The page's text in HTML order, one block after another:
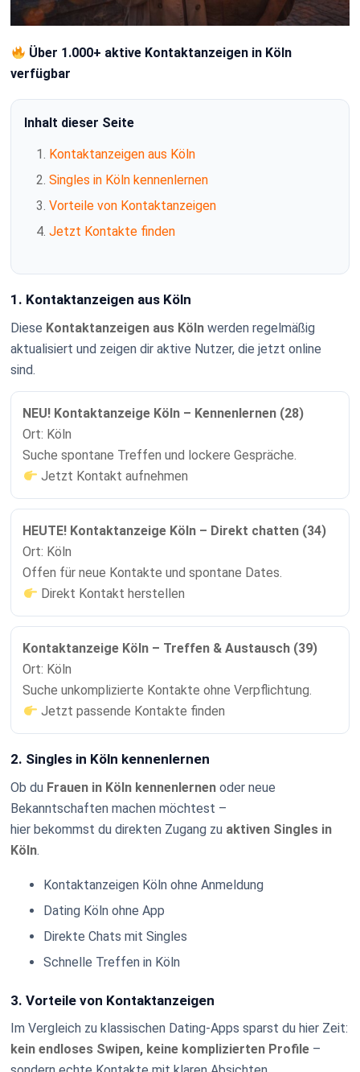
Über 1.000+ aktive Kontaktanzeigen in Köln
verfügbar
Inhalt dieser Seite
Kontaktanzeigen aus Köln
Singles in Köln kennenlernen
Vorteile von Kontaktanzeigen
Jetzt Kontakte finden
1. Kontaktanzeigen aus Köln
Diese Kontaktanzeigen aus Köln werden regelmäßig
aktualisiert und zeigen dir aktive Nutzer, die jetzt online
sind.
NEU! Kontaktanzeige Köln – Kennenlernen (28)
Ort: Köln
Suche spontane Treffen und lockere Gespräche.
Jetzt Kontakt aufnehmen
HEUTE! Kontaktanzeige Köln – Direkt chatten (34)
Ort: Köln
Offen für neue Kontakte und spontane Dates.
Direkt Kontakt herstellen
Kontaktanzeige Köln – Treffen & Austausch (39)
Ort: Köln
Suche unkomplizierte Kontakte ohne Verpflichtung.
Jetzt passende Kontakte finden
2. Singles in Köln kennenlernen
Ob du Frauen in Köln kennenlernen oder neue
Bekanntschaften machen möchtest –
hier bekommst du direkten Zugang zu aktiven Singles in
Köln.
Kontaktanzeigen Köln ohne Anmeldung
Dating Köln ohne App
Direkte Chats mit Singles
Schnelle Treffen in Köln
3. Vorteile von Kontaktanzeigen
Im Vergleich zu klassischen Dating-Apps sparst du hier Zeit:
kein endloses Swipen, keine komplizierten Profile –